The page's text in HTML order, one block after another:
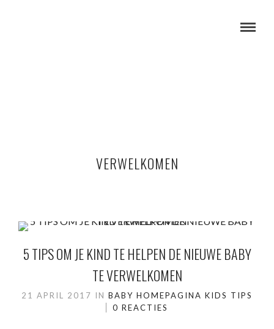
VERWELKOMEN
5 TIPS OM JE KIND TE HELPEN DE NIEUWE BABY
TE VERWELKOMEN
21 APRIL 2017 IN BABY HOMEPAGINA KIDS TIPS
0 REACTIES